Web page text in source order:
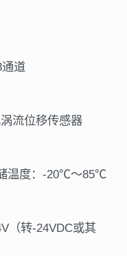
道
流位移传感器
温度：-20℃～85℃
（转-24VDC或其